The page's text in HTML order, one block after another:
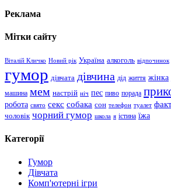
Реклама
Мітки сайту
Віталій Кличко Новий рік Україна алкоголь відпочинок
гумор дівчата дівчина дід життя жінка
машина мем настрій ніч пес пиво порада
робота свято секс собака сон телефон туалет
чоловік чорний гумор школа я істина їжа
Категорії
Гумор
Дівчата
Комп'ютерні ігри